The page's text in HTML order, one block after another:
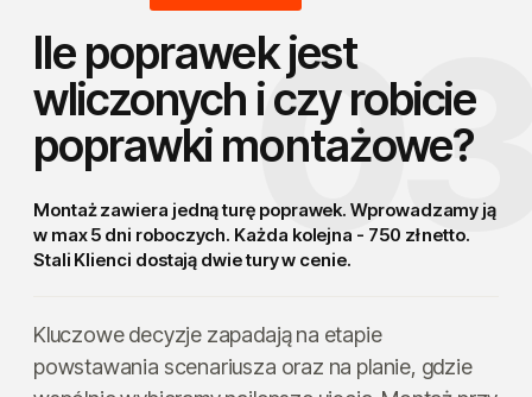
Ile poprawek jest
wliczonych i czy robicie
poprawki montażowe?
Montaż zawiera jedną turę poprawek. Wprowadzamy ją
w max 5 dni roboczych. Każda kolejna - 750 zł netto.
Stali Klienci dostają dwie tury w cenie.
Kluczowe decyzje zapadają na etapie
powstawania scenariusza oraz na planie, gdzie